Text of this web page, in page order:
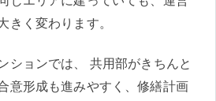
きく変わります。
ションでは、 共用部がきちんと
意形成も進みやすく、修繕計画